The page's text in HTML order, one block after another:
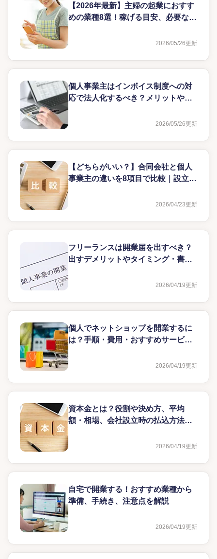
【2026年最新】主婦の起業におすす
めの業種8選！稼げる目安、必要な準
2026/05/26更新
個人事業主はインボイス制度への対
応で法人化するべき？メリットや注
2026/05/26更新
【どちらがいい？】合同会社と個人
事業主の違いを8項目で比較｜設立す
2026/04/23更新
フリーランスは開業届を出すべき？
出すデメリットやタイミング・書き
2026/04/19更新
個人でネットショップを開業するに
は？手順・費用・おすすめサービス
2026/04/19更新
資本金とは？役割や決め方、平均
額・相場、会社設立時の払込方法も
2026/04/19更新
自宅で開業する！おすすめ業種から
準備、手続き、注意点を解説
2026/04/19更新